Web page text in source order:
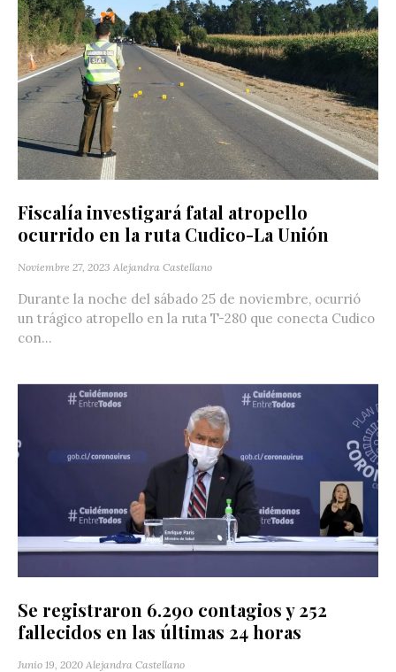
Fiscalía investigará fatal atropello
ocurrido en la ruta Cudico-La Unión
Noviembre 27, 2023 Alejandra Castellano
Durante la noche del sábado 25 de noviembre, ocurrió
un trágico atropello en la ruta T-280 que conecta Cudico
con...
Se registraron 6.290 contagios y 252
fallecidos en las últimas 24 horas
Junio 19, 2020 Alejandra Castellano